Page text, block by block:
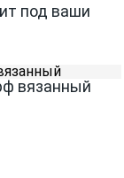
под ваши
вязанный